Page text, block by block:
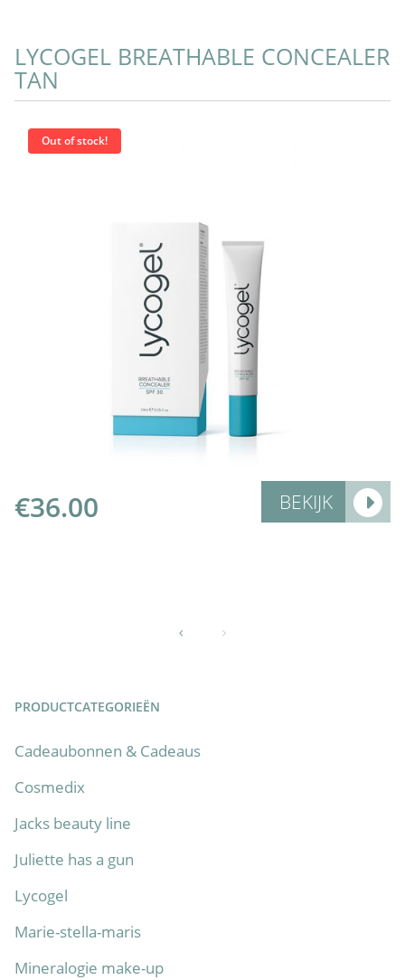
LYCOGEL BREATHABLE CONCEALER
TAN
Out of stock!
More Info
€36.00 BEKIJK
PRODUCTCATEGORIEËN
Cadeaubonnen & Cadeaus
Cosmedix
Jacks beauty line
Juliette has a gun
Lycogel
Marie-stella-maris
Mineralogie make-up